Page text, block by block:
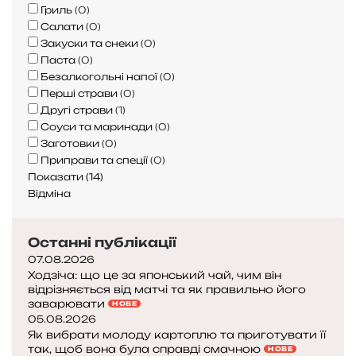
в
и
ч
к
и
в
р
а
ц
і
о
н
і
к
а
в
и
л
ь
н
о
ї
ї
с
т
и
:
в
с
і
з
а
о
т
и
Гриль (0)
Салати (0)
Закуски та снеки (0)
Паста (0)
Безалкогольні напої (0)
Перші страви (0)
Другі страви (1)
Соуси та маринади (0)
Заготовки (0)
Приправи та спеції (0)
Показати (14)
Відміна
Останні публікації
07.08.2026
Ходзіча: що це за японський чай, чим він
відрізняється від матчі та як правильно його
заварювати
НОВЕ
05.08.2026
Як вибрати молоду картоплю та приготувати її
так, щоб вона була справді смачною
НОВЕ